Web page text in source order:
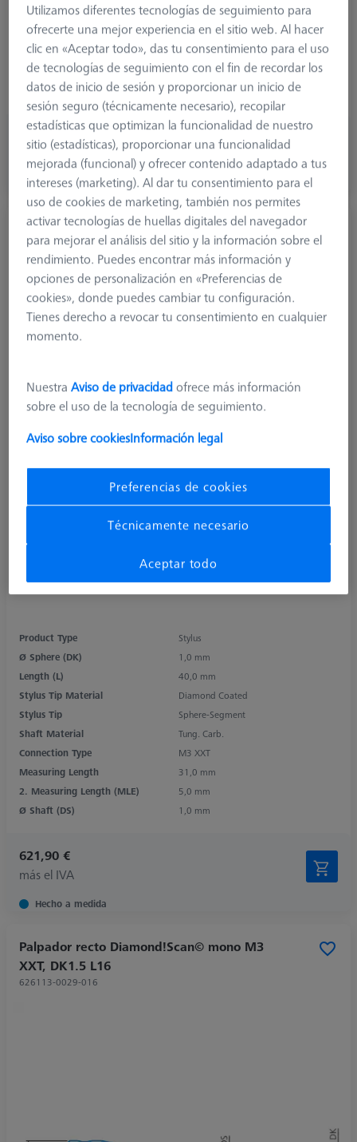
Shaft Material
Tung. Carb.
Connection Type
M3 XXT
Measuring Length
55,0 mm
Ø Shaft (DS)
1,5 mm
Stylus Type
Straight
585,70 €
más el IVA
Hecho a medida
Palpador escalonado Diamond!Scan© mono
M3 XXT, DK1 L40
626113-0329-040
Product Type
Stylus
Ø Sphere (DK)
1,0 mm
Length (L)
40,0 mm
Stylus Tip Material
Diamond Coated
Stylus Tip
Sphere-Segment
Shaft Material
Tung. Carb.
Connection Type
M3 XXT
Measuring Length
31,0 mm
2. Measuring Length (MLE)
5,0 mm
Ø Shaft (DS)
1,0 mm
621,90 €
más el IVA
Hecho a medida
Palpador recto Diamond!Scan© mono M3
XXT, DK1.5 L16
626113-0029-016
Utilizamos diferentes tecnologías de seguimiento para
ofrecerte una mejor experiencia en el sitio web. Al hacer
clic en «Aceptar todo», das tu consentimiento para el uso
de tecnologías de seguimiento con el fin de recordar los
datos de inicio de sesión y proporcionar un inicio de
sesión seguro (técnicamente necesario), recopilar
estadísticas que optimizan la funcionalidad de nuestro
sitio (estadísticas), proporcionar una funcionalidad
mejorada (funcional) y ofrecer contenido adaptado a tus
intereses (marketing). Al dar tu consentimiento para el
uso de cookies de marketing, también nos permites
activar tecnologías de huellas digitales del navegador
para mejorar el análisis del sitio y la información sobre el
rendimiento. Puedes encontrar más información y
opciones de personalización en «Preferencias de
cookies», donde puedes cambiar tu configuración.
Tienes derecho a revocar tu consentimiento en cualquier
momento.
NuestraAviso de privacidadofrece más información
sobre el uso de la tecnología de seguimiento.
Aviso sobre cookiesInformación legal
Preferencias de cookies
Técnicamente necesario
Aceptar todo